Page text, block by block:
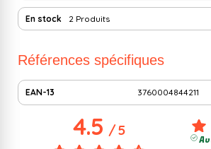
En stock 2 Produits
Références spécifiques
EAN-13 3760004844211
4.5/5